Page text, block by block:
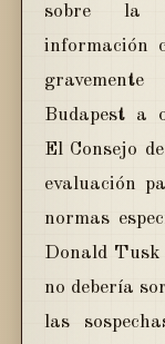
sobre la
información
Budapest a
El Consejo
evaluación
normas
Donald Tusk
no debería
las